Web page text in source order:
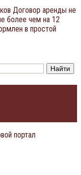
Договор аренды не
более чем на 12
в простой
портал